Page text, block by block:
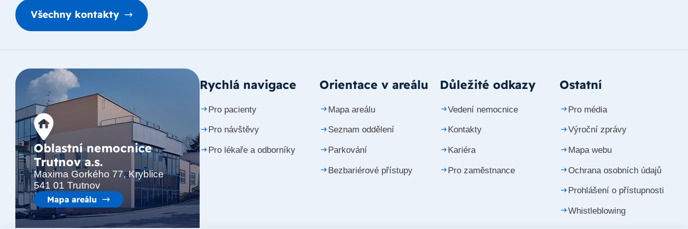
Všechny kontakty
Oblastní nemocnice
Trutnov a.s.
Maxima Gorkého 77, Kryblice
541 01 Trutnov
Mapa areálu
Rychlá navigace
Pro pacienty
Pro návštěvy
Pro lékaře a odborníky
Orientace v areálu
Mapa areálu
Seznam oddělení
Parkování
Bezbariérové přístupy
Důležité odkazy
Vedení nemocnice
Kontakty
Kariéra
Pro zaměstnance
Ostatní
Pro média
Výroční zprávy
Mapa webu
Ochrana osobních údajů
Prohlášení o přístupnosti
Whistleblowing